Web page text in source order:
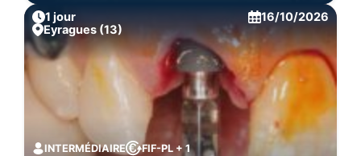
1 jour
16/10/2026
Eyragues (13)
INTERMÉDIAIRE FIF-PL + 1